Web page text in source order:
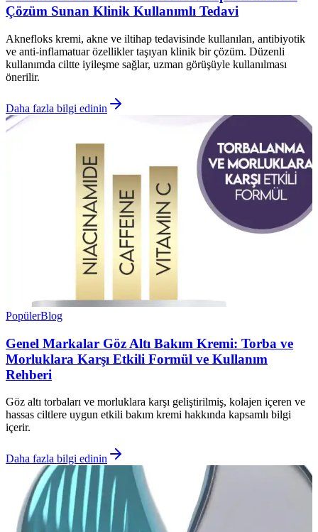
Çözüm Sunan Klinik Kullanımlı Tedavi
Aknefloks kremi, akne ve iltihap tedavisinde kullanılan, antibiyotik
ve anti-inflamatuar özellikler taşıyan klinik bir çözüm. Düzenli
kullanımda ciltte iyileşme sağlar, uzman görüşüyle kullanılması
önerilir.
Daha fazla bilgi edinin
PopülerBlog
Genel Markalar Göz Altı Bakım Kremi: Torba ve
Morluklara Karşı Etkili Formül ve Kullanım
Rehberi
Göz altı torbaları ve morluklara karşı geliştirilmiş, kolajen içeren ve
hassas ciltlere uygun etkili bakım kremi hakkında kapsamlı bilgi
içerir.
Daha fazla bilgi edinin